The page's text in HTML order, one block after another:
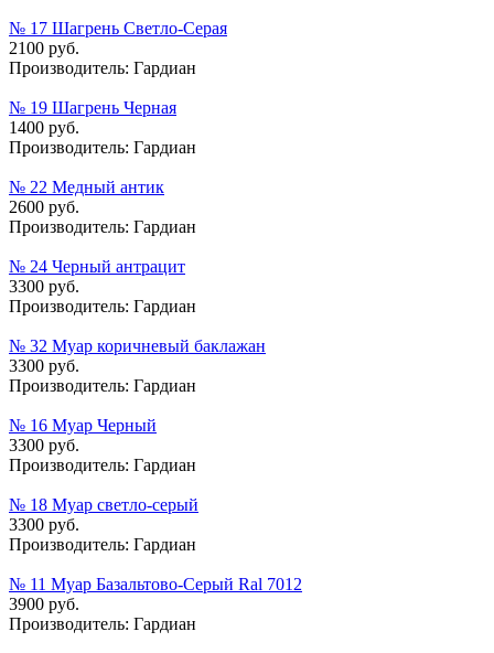
№ 17 Шагрень Светло-Серая
2100 руб.
Производитель: Гардиан
№ 19 Шагрень Черная
1400 руб.
Производитель: Гардиан
№ 22 Медный антик
2600 руб.
Производитель: Гардиан
№ 24 Черный антрацит
3300 руб.
Производитель: Гардиан
№ 32 Муар коричневый баклажан
3300 руб.
Производитель: Гардиан
№ 16 Муар Черный
3300 руб.
Производитель: Гардиан
№ 18 Муар cветло-cерый
3300 руб.
Производитель: Гардиан
№ 11 Муар Базальтово-Серый Ral 7012
3900 руб.
Производитель: Гардиан